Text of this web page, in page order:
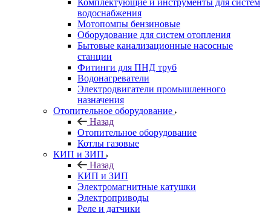
Комплектующие и инструменты для систем
водоснабжения
Мотопомпы бензиновые
Оборудование для систем отопления
Бытовые канализационные насосные
станции
Фитинги для ПНД труб
Водонагреватели
Электродвигатели промышленного
назначения
Отопительное оборудование
Назад
Отопительное оборудование
Котлы газовые
КИП и ЗИП
Назад
КИП и ЗИП
Электромагнитные катушки
Электроприводы
Реле и датчики